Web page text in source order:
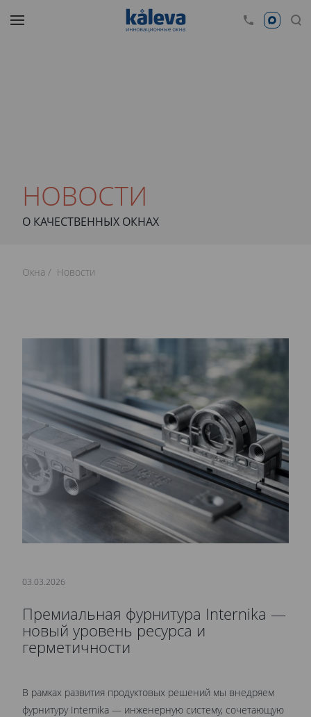
НОВОСТИ
О КАЧЕСТВЕННЫХ ОКНАХ
Окна Новости
03.03.2026
Премиальная фурнитура Internika —
новый уровень ресурса и
герметичности
В рамках развития продуктовых решений мы внедряем
фурнитуру Internika — инженерную систему, сочетающую